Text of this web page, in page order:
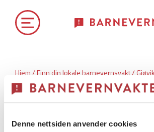
Denne nettsiden anvender cookies
Hjem /Finn din lokale barnevernsvakt/
Gjøvik